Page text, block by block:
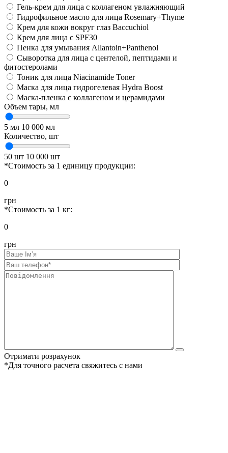
Гель-крем для лица с коллагеном увлажняющий
Гидрофильное масло для лица Rosemary+Thyme
Крем для кожи вокруг глаз Baccuchiol
Крем для лица с SPF30
Пенка для умывания Allantoin+Panthenol
Сыворотка для лица с центелой, пептидами и
фитостеролами
Тоник для лица Niacinamide Toner
Маска для лица гидрогелевая Hydra Boost
Маска-пленка с коллагеном и церамидами
Объем тары, мл
5 мл 10 000 мл
Количество, шт
50 шт 10 000 шт
*Стоимость за 1 единицу продукции:
0
грн
*Стоимость за 1 кг:
0
грн
Отримати розрахунок
*Для точного расчета свяжитесь с нами